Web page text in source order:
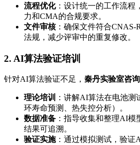
流程优化：设计统一的工作流程
力和CMA的合规要求。
文件审核：确保文件符合CNAS-
法规，减少评审中的重复修改。
2. AI算法验证培训
针对AI算法验证不足， 秦丹实验室咨
理论培训
：讲解AI算法在电池
环寿命预测、热失控分析）。
数据准备 ：指导收集和整理AI
结果可追溯。
验证实施：通过模拟测试，验证